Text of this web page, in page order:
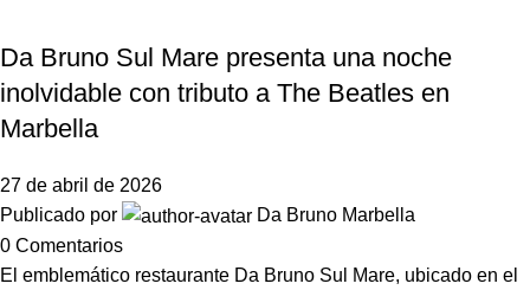
Da Bruno Sul Mare presenta una noche
inolvidable con tributo a The Beatles en
Marbella
27 de abril de 2026
Publicado por
Da Bruno Marbella
0 Comentarios
El emblemático restaurante Da Bruno Sul Mare, ubicado en el